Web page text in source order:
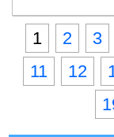
1 2 3
11
12